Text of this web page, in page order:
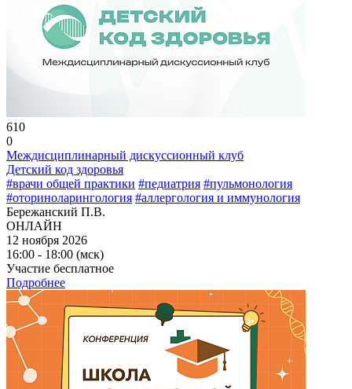
610
0
Междисциплинарный дискуссионный клуб
Детский код здоровья
#врачи общей практики #педиатрия #пульмонология
#оториноларингология #аллергология и иммунология
Бережанский П.В.
ОНЛАЙН
12 ноября 2026
16:00 - 18:00 (мск)
Участие бесплатное
Подробнее